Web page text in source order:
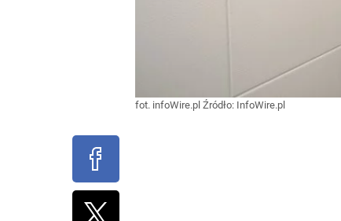
fot. infoWire.pl Źródło: InfoWire.pl